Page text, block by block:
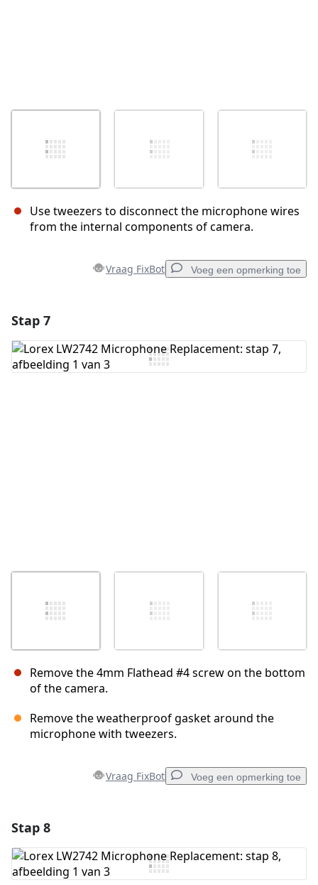
Use tweezers to disconnect the microphone wires
from the internal components of camera.
Vraag FixBot Voeg een opmerking toe
Voeg opmerking toe
Stap 7
Remove the 4mm Flathead #4 screw on the bottom
of the camera.
Remove the weatherproof gasket around the
microphone with tweezers.
Vraag FixBot Voeg een opmerking toe
Voeg opmerking toe
Stap 8